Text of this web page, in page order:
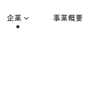
企業 事業概要